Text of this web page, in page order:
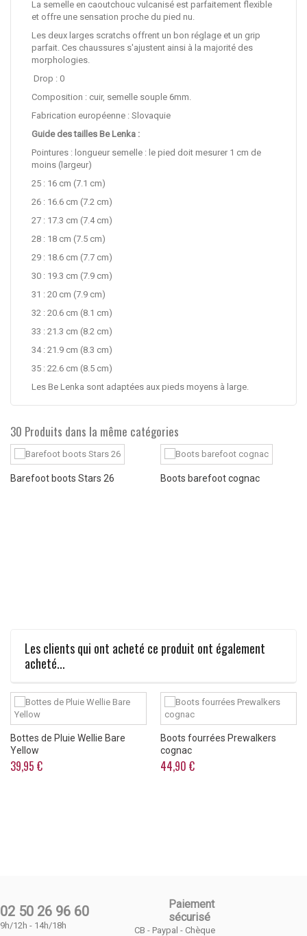
La semelle en caoutchouc vulcanisé est parfaitement flexible
et offre une sensation proche du pied nu.
Les deux larges scratchs offrent un bon réglage et un grip
parfait. Ces chaussures s'ajustent ainsi à la majorité des
morphologies.
Drop : 0
Composition : cuir, semelle souple 6mm.
Fabrication européenne : Slovaquie
Guide des tailles Be Lenka :
Pointures : longueur semelle : le pied doit mesurer 1 cm de
moins (largeur)
25 : 16 cm (7.1 cm)
26 : 16.6 cm (7.2 cm)
27 : 17.3 cm (7.4 cm)
28 : 18 cm (7.5 cm)
29 : 18.6 cm (7.7 cm)
30 : 19.3 cm (7.9 cm)
31 : 20 cm (7.9 cm)
32 : 20.6 cm (8.1 cm)
33 : 21.3 cm (8.2 cm)
34 : 21.9 cm (8.3 cm)
35 : 22.6 cm (8.5 cm)
Les Be Lenka sont adaptées aux pieds moyens à large.
30 Produits dans la même catégories
Barefoot boots Stars 26 Boots barefoot cognac
Les clients qui ont acheté ce produit ont également
acheté...
Bottes de Pluie Wellie Bare
Yellow
39,95 €
Boots fourrées Prewalkers
cognac
44,90 €
02 50 26 96 60
9h/12h - 14h/18h
Paiement
sécurisé
CB - Paypal - Chèque